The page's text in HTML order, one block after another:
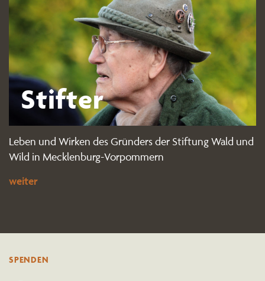
Stifter
Leben und Wirken des Gründers der Stiftung Wald und
Wild in Mecklenburg-Vorpommern
weiter
SPENDEN